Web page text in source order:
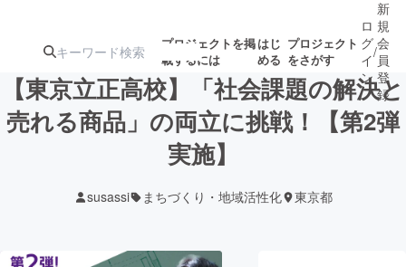
プロジェクトを掲
載するには
はじ
める
プロジェクト
をさがす
注目の新着プロ 募集終了が近いプ
ロ
グ
イ
ン
/
新
規
会
員
登
録
【東京立正高校】「社会課題の解決と
売れる商品」の両立に挑戦！【第2弾
実施】
susassi まちづくり・地域活性化 東京都